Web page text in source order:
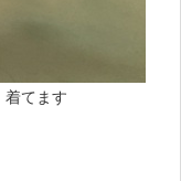
着てます